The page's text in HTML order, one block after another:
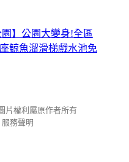
】公園大變身!全區
鯨魚溜滑梯戲水池免
片權利屬原作者所有
服務聲明